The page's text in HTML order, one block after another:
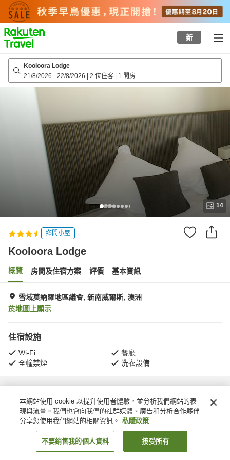
to
top
page
新
Kooloora Lodge
21/8/2026 - 22/8/2026 | 2 位住客 | 1 間房
14
鄉間小屋
Kooloora Lodge
概覽 房間及住宿方案 評價 基本資訊
雪域莫納羅地區議會, 新南威爾斯, 澳洲
於地圖上顯示
住宿設施
Wi-Fi
餐廳
全幢禁煙
洗衣設備
主頁 澳洲 新南威爾斯 雪域莫納羅地區議會 Kooloora Lodge
找客房
本網站使用 cookie 以提升使用者體驗，並分析我們網站的表
現與流量。我們也會向我們的社群媒體、廣告和分析合作夥伴
分享您使用我們網站的相關資訊。
私隱政策
不要銷售我的個人資料 接受所有